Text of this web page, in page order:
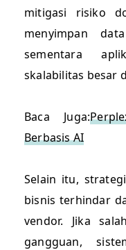
mitigasi risiko
menyimpan
sementara
skalabilitas besar
Baca Juga:
Berbasis AI
Selain itu,
bisnis terhindar
vendor. Jika
gangguan,